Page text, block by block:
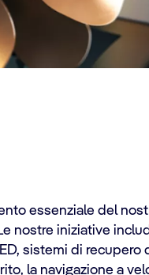
essenziale del
nostre iniziative
sistemi di recupero
la navigazione a